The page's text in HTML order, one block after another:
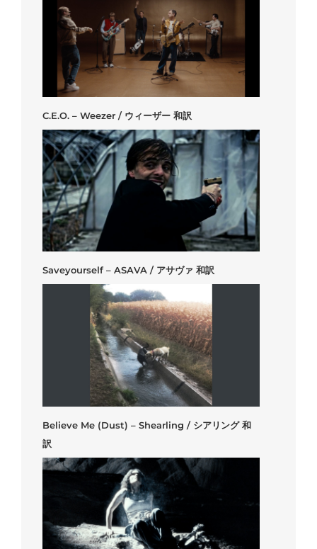
C.E.O. – Weezer / ウィーザー 和訳
Saveyourself – ASAVA / アサヴァ 和訳
Believe Me (Dust) – Shearling / シアリング 和
訳